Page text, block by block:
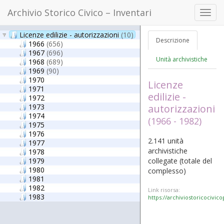
Archivio Storico Civico – Inventari
Licenze edilizie - autorizzazioni (10)
1966 (656)
1967 (696)
1968 (689)
1969 (90)
1970
1971
1972
1973
1974
1975
1976
1977
1978
1979
1980
1981
1982
1983
Descrizione
Unità archivistiche
Licenze
edilizie -
autorizzazioni
(1966 - 1982)
2.141 unità
archivistiche
collegate (totale del
complesso)
Link risorsa:
https://